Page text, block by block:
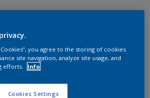
het niet mogelijk dit product online
de website in de gaten, we werken
voorraad aan te vullen.
Cookies”, you agree to the storing of cookies
site navigation, analyze site usage, and
efforts.
Info
Cookies Settings